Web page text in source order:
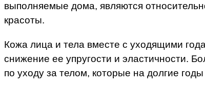
выполняемые дома, являются
красоты.
Кожа лица и тела вместе с уходящими
снижение ее упругости и эластичности.
по уходу за телом, которые на долгие